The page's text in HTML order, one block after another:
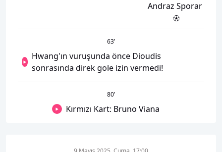
Andraz Sporar
63’
Hwang'ın vuruşunda önce Dioudis
sonrasında direk gole izin vermedi!
80’
Kırmızı Kart: Bruno Viana